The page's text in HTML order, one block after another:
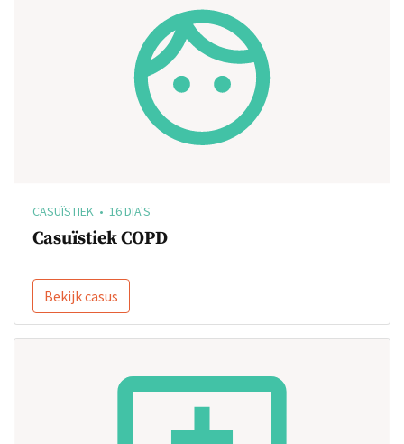
CASUÏSTIEK • 16 DIA'S
Casuïstiek COPD
Bekijk casus